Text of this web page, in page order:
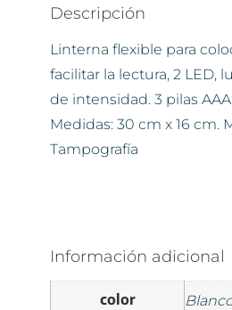
Descripción
Linterna flexible para
facilitar la lectura, 2 LED,
de intensidad. 3 pilas
Medidas: 30 cm x 16 cm.
Tampografía
Información adicional
color